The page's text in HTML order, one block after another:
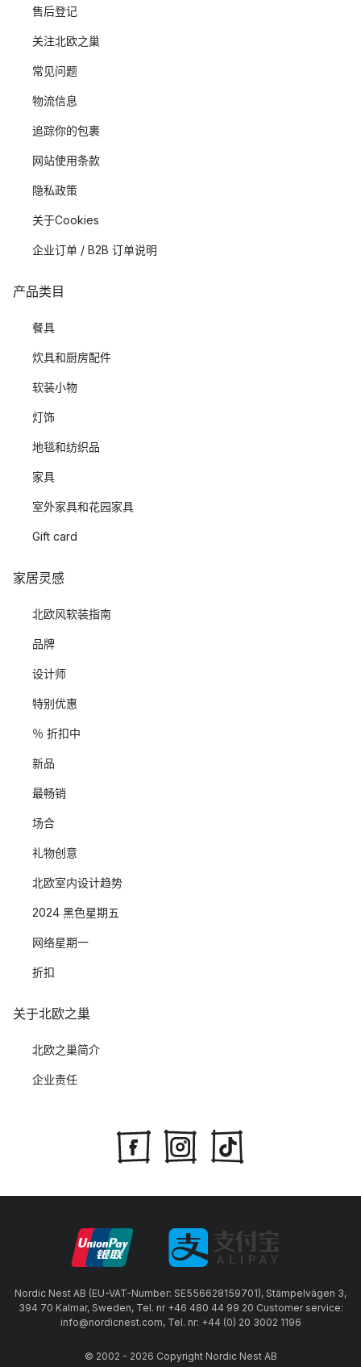
售后登记
关注北欧之巢
常见问题
物流信息
追踪你的包裹
网站使用条款
隐私政策
关于Cookies
企业订单 / B2B 订单说明
产品类目
餐具
炊具和厨房配件
软装小物
灯饰
地毯和纺织品
家具
室外家具和花园家具
Gift card
家居灵感
北欧风软装指南
品牌
设计师
特别优惠
％ 折扣中
新品
最畅销
场合
礼物创意
北欧室内设计趋势
2024 黑色星期五
网络星期一
折扣
关于北欧之巢
北欧之巢简介
企业责任
Nordic Nest AB (EU-VAT-Number: SE556628159701), Stämpelvägen 3,
394 70 Kalmar, Sweden, Tel. nr +46 480 44 99 20 Customer service:
info@nordicnest.com, Tel. nr: +44 (0) 20 3002 1196
© 2002 - 2026 Copyright Nordic Nest AB